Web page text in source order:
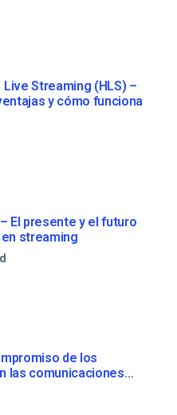
Live Streaming (HLS) –
y cómo funciona
El presente y el futuro
streaming
de los
las comunicaciones
directo